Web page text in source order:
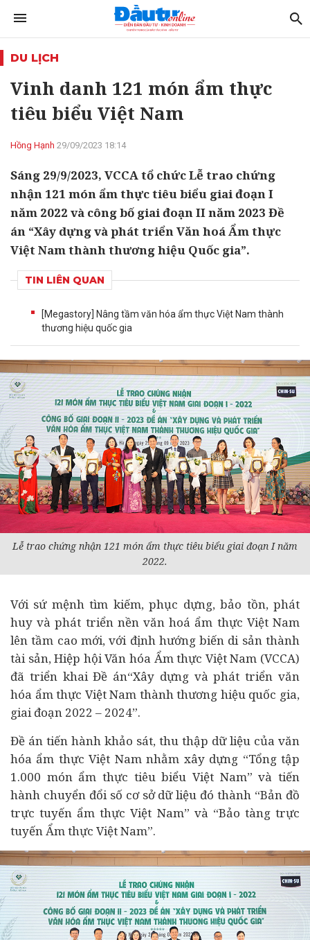
DU LỊCH
Vinh danh 121 món ẩm thực
tiêu biểu Việt Nam
Hồng Hạnh 29/09/2023 18:14
Sáng 29/9/2023, VCCA tổ chức Lễ trao chứng
nhận 121 món ẩm thực tiêu biểu giai đoạn I
năm 2022 và công bố giai đoạn II năm 2023 Đề
án “Xây dựng và phát triển Văn hoá Ẩm thực
Việt Nam thành thương hiệu Quốc gia”.
TIN LIÊN QUAN
[Megastory] Nâng tầm văn hóa ẩm thực Việt Nam thành
thương hiệu quốc gia
Lễ trao chứng nhận 121 món ẩm thực tiêu biểu giai đoạn I năm
2022.
Với sứ mệnh tìm kiếm, phục dựng, bảo tồn, phát
huy và phát triển nền văn hoá ẩm thực Việt Nam
lên tầm cao mới, với định hướng biến di sản thành
tài sản, Hiệp hội Văn hóa Ẩm thực Việt Nam (VCCA)
đã triển khai Đề án“Xây dựng và phát triển văn
hóa ẩm thực Việt Nam thành thương hiệu quốc gia,
giai đoạn 2022 – 2024”.
Đề án tiến hành khảo sát, thu thập dữ liệu của văn
hóa ẩm thực Việt Nam nhằm xây dựng “Tổng tập
1.000 món ẩm thực tiêu biểu Việt Nam” và tiến
hành chuyển đổi số cơ sở dữ liệu đó thành “Bản đồ
trực tuyến ẩm thực Việt Nam” và “Bảo tàng trực
tuyến Ẩm thực Việt Nam”.